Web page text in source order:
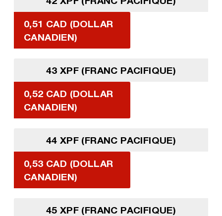
0,51 CAD (DOLLAR
CANADIEN)
43 XPF (FRANC PACIFIQUE)
0,52 CAD (DOLLAR
CANADIEN)
44 XPF (FRANC PACIFIQUE)
0,53 CAD (DOLLAR
CANADIEN)
45 XPF (FRANC PACIFIQUE)